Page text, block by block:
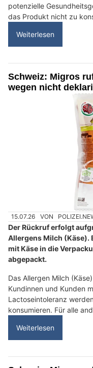
potenzielle
das Produkt nicht zu
Weiterlesen
Schweiz: Migros
wegen nicht
15.07.26 VON
Der Rückruf erfolgt
Allergens Milch (Käse).
mit Käse in die
abgepackt.
Das Allergen Milch
Kundinnen und Kunden
Lactoseintoleranz
konsumieren. Für alle
Weiterlesen